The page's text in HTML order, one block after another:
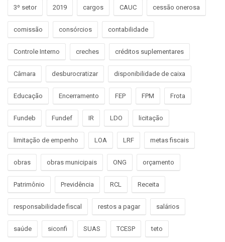
3º setor 2019 cargos CAUC cessão onerosa
comissão consórcios contabilidade
Controle Interno creches créditos suplementares
Câmara desburocratizar disponibilidade de caixa
Educação Encerramento FEP FPM Frota
Fundeb Fundef IR LDO licitação
limitação de empenho LOA LRF metas fiscais
obras obras municipais ONG orçamento
Patrimônio Previdência RCL Receita
responsabilidade fiscal restos a pagar salários
saúde siconfi SUAS TCESP teto